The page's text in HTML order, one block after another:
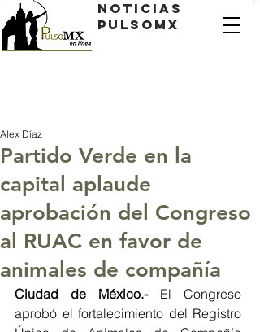
Noticias
PulsoMX
Partido Verde en la
capital aplaude
aprobación del Congreso
al RUAC en favor de
animales de compañía
Alex Díaz
Ciudad de México.- El Congreso
aprobó el fortalecimiento del Registro